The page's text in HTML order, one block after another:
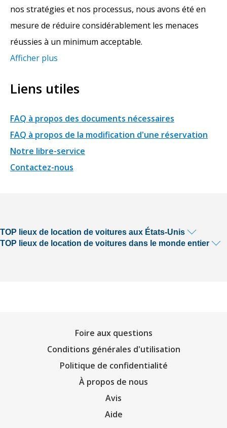
nos stratégies et nos processus, nous avons été en
mesure de réduire considérablement les menaces
réussies à un minimum acceptable.
Afficher plus
Liens utiles
FAQ à propos des documents nécessaires
FAQ à propos de la modification d'une réservation
Notre libre-service
Contactez-nous
TOP lieux de location de voitures aux États-Unis
TOP lieux de location de voitures dans le monde entier
Foire aux questions
Conditions générales d'utilisation
Politique de confidentialité
À propos de nous
Avis
Aide